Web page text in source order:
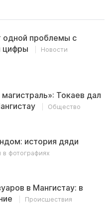
одной проблемы с
цифры
Новости
Токаев дал
Общество
история дяди
в фотографиях
в Мангистау: в
Происшествия